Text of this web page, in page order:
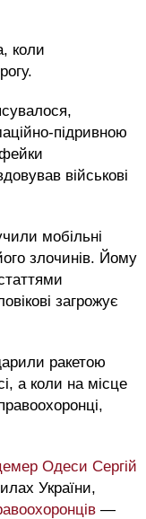
коли
підривною
військові
мобільні
злочинів. Йому
загрожує
ракетою
а коли на місце
Одеси Сергій
України,
—